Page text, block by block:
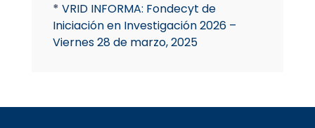
* VRID INFORMA: Fondecyt de
Iniciación en Investigación 2026 –
Viernes 28 de marzo, 2025